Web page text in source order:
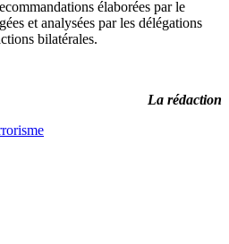
élaborées par le
et analysées par les délégations
bilatérales.
La rédaction